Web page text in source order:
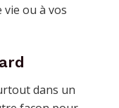
ou à vos
dans un